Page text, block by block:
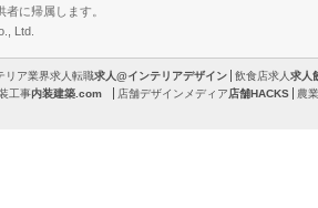
に帰属します。
Ltd.
リア業界求人転職求人@インテリアデザイン 飲食店求人求人
工事内装建築.com 店舗デザインメディア店舗HACKS 農